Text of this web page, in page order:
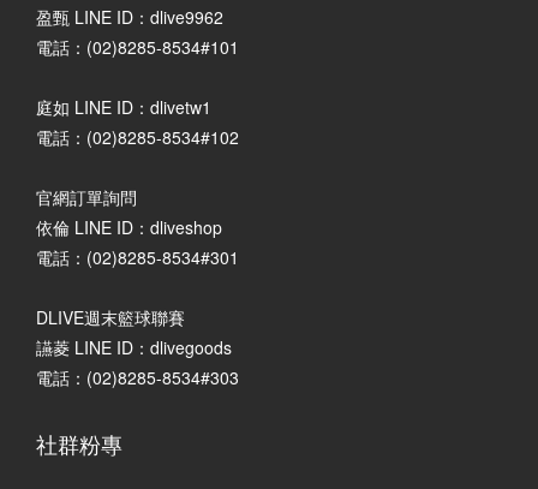
盈甄 LINE ID：dlive9962
電話：(02)8285-8534#101
庭如 LINE ID：dlivetw1
電話：(02)8285-8534#102
官網訂單詢問
依倫 LINE ID：dliveshop
電話：(02)8285-8534#301
DLIVE週末籃球聯賽
讌菱 LINE ID：dlivegoods
電話：(02)8285-8534#303
社群粉專